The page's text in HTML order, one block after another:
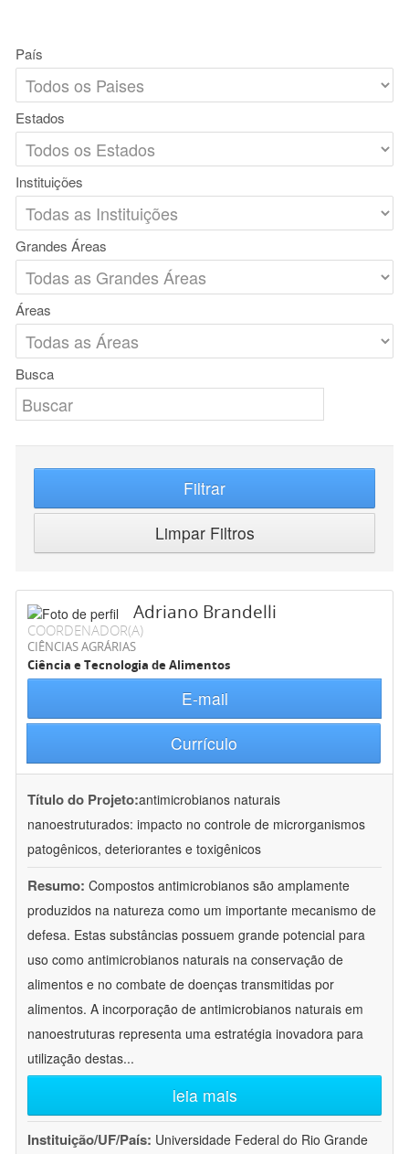
País
Estados
Instituições
Grandes Áreas
Áreas
Busca
Filtrar
Limpar Filtros
Adriano Brandelli
COORDENADOR(A)
CIÊNCIAS AGRÁRIAS
Ciência e Tecnologia de Alimentos
E-mail
Currículo
Título do Projeto:antimicrobianos naturais
nanoestruturados: impacto no controle de microrganismos
patogênicos, deteriorantes e toxigênicos
Resumo: Compostos antimicrobianos são amplamente
produzidos na natureza como um importante mecanismo de
defesa. Estas substâncias possuem grande potencial para
uso como antimicrobianos naturais na conservação de
alimentos e no combate de doenças transmitidas por
alimentos. A incorporação de antimicrobianos naturais em
nanoestruturas representa uma estratégia inovadora para
utilização destas...
leia mais
Instituição/UF/País: Universidade Federal do Rio Grande